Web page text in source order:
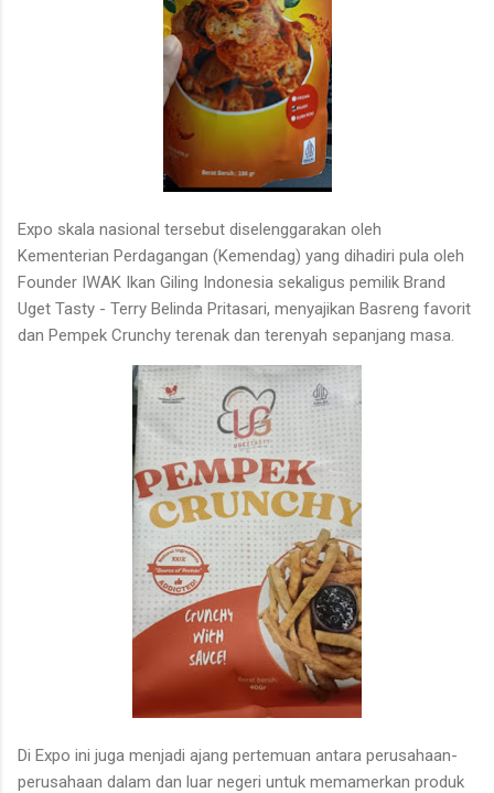
Expo skala nasional tersebut diselenggarakan oleh
Kementerian Perdagangan (Kemendag) yang dihadiri pula oleh
Founder IWAK Ikan Giling Indonesia sekaligus pemilik Brand
Uget Tasty - Terry Belinda Pritasari, menyajikan Basreng favorit
dan Pempek Crunchy terenak dan terenyah sepanjang masa.
Di Expo ini juga menjadi ajang pertemuan antara perusahaan-
perusahaan dalam dan luar negeri untuk memamerkan produk